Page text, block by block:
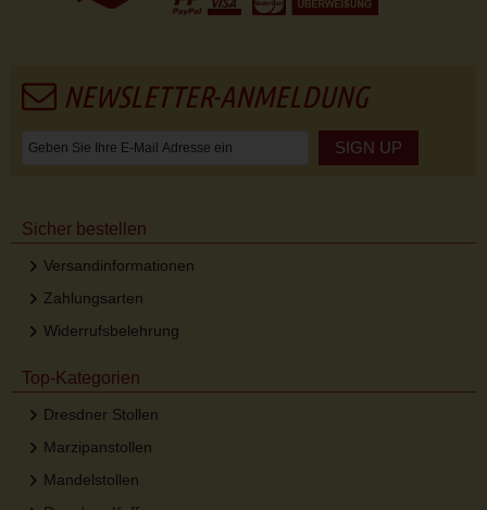
NEWSLETTER-ANMELDUNG
SIGN UP
Sicher bestellen
Versandinformationen
Zahlungsarten
Widerrufsbelehrung
Top-Kategorien
Dresdner Stollen
Marzipanstollen
Mandelstollen